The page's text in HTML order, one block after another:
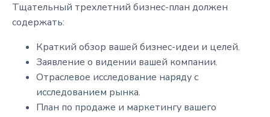
Тщательный трехлетний бизнес-план должен
содержать:
Краткий обзор вашей бизнес-идеи и целей.
Заявление о видении вашей компании.
Отраслевое исследование наряду с
исследованием рынка.
План по продаже и маркетингу вашего